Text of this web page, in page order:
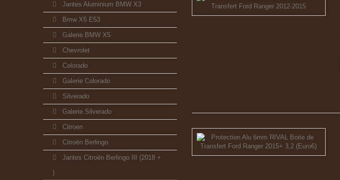
Jantes Aluminium BMW X3
Bmw X5 E53
Galerie BMW X5
Chevrolet
Colorado
Galerie Colorado
Silverado
Galerie Silverado
Citroen
Citroën Berlingo
Jantes Citroën Berlingo III (2018 +
)